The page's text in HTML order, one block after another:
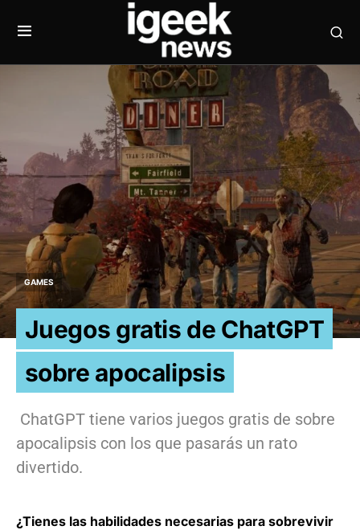
GAMES
Juegos gratis de ChatGPT
sobre apocalipsis
ChatGPT tiene varios juegos gratis de sobre
apocalipsis con los que pasarás un rato
divertido.
¿Tienes las habilidades necesarias para sobrevivir